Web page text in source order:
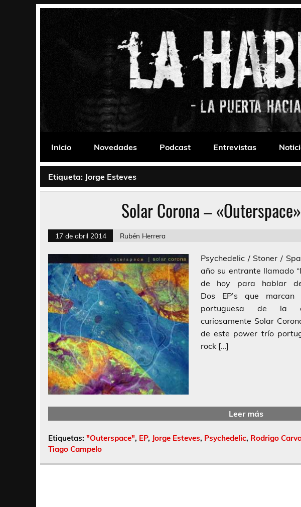
La Habitación 235
Inicio
Novedades Podcast Entrevistas
Etiqueta: Jorge Esteves
Solar Corona –
17 de abril 2014 Rubén Herrera
Psychedelic / Stoner /
año su entrante llamado
de hoy para hablar de
Dos EP’s que
portuguesa de la
curiosamente Solar
de este power trío
rock […]
Leer más
Etiquetas: "Outerspace", EP, Jorge Esteves, Psychedelic, Rodrigo
Tiago Campelo